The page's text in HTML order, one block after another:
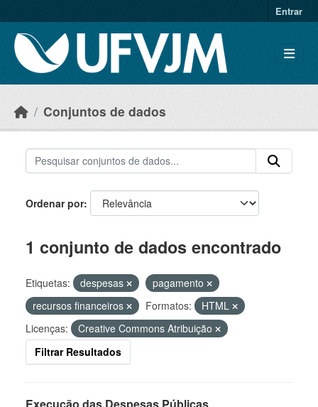
Entrar
Conjuntos de dados
Ordenar por
1 conjunto de dados encontrado
Etiquetas: despesas
pagamento
recursos financeiros
Formatos:
HTML
Licenças:
Creative Commons Atribuição
Filtrar Resultados